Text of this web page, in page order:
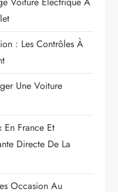
: Les Contrôles À
Une Voiture
France Et
Directe De La
Occasion Au